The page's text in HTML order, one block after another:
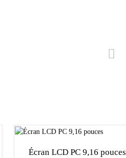
Écran LCD PC 9,16 pouces